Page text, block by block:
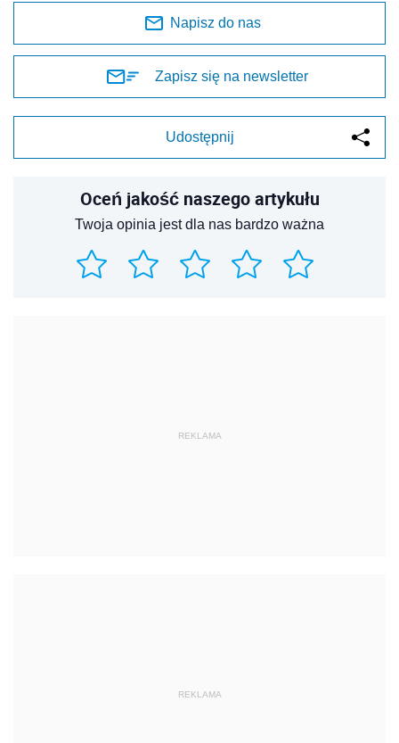
Napisz do nas
Zapisz się na newsletter
Udostępnij
Oceń jakość naszego artykułu
Twoja opinia jest dla nas bardzo ważna
REKLAMA
REKLAMA